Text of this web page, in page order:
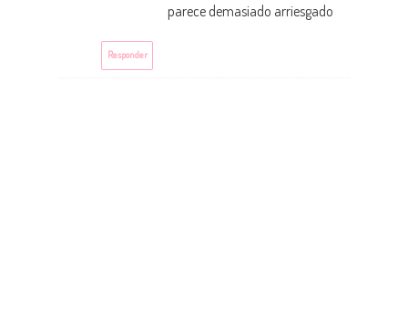
parece demasiado arriesgado
Responder